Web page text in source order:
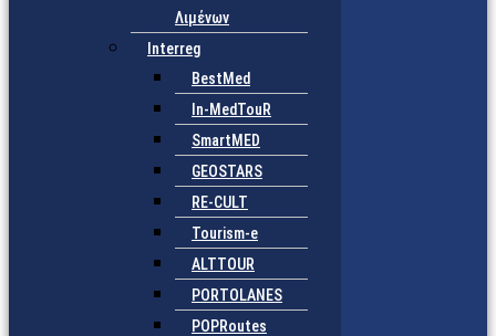
Λιμένων
Interreg
BestMed
In-MedTouR
SmartMED
GEOSTARS
RE-CULT
Tourism-e
ALTTOUR
PORTOLANES
POPRoutes